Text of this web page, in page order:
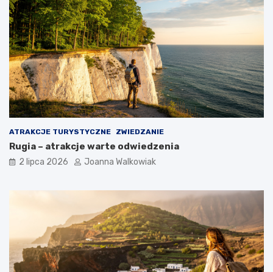
ATRAKCJE TURYSTYCZNE ZWIEDZANIE
Rugia – atrakcje warte odwiedzenia
2 lipca 2026 Joanna Walkowiak